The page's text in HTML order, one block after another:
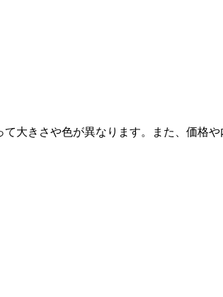
大きさや色が異なります。また、価格